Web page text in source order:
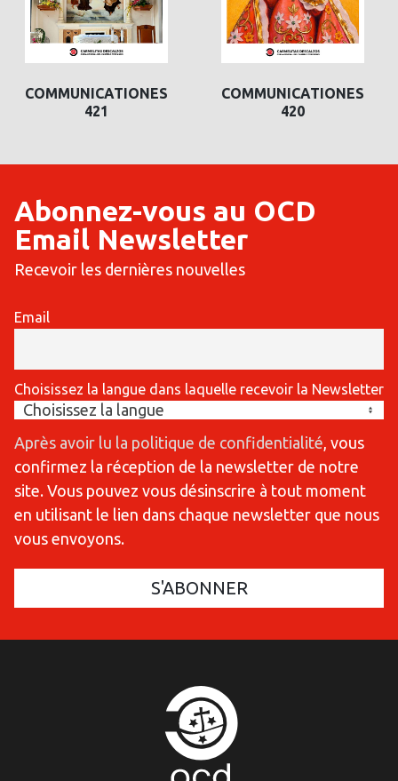
COMMUNICATIONES
421
COMMUNICATIONES
420
Abonnez-vous au OCD
Email Newsletter
Recevoir les dernières nouvelles
Email
Choisissez la langue dans laquelle recevoir la Newsletter
Après avoir lu la politique de confidentialité , vous
confirmez la réception de la newsletter de notre
site. Vous pouvez vous désinscrire à tout moment
en utilisant le lien dans chaque newsletter que nous
vous envoyons.